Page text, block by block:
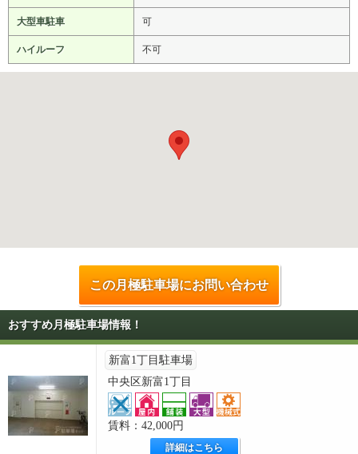
大型車駐車 可
ハイルーフ 不可
この月極駐車場にお問い合わせ
おすすめ月極駐車場情報！
新富1丁目駐車場
中央区新富1丁目
賃料：42,000円
詳細はこちら